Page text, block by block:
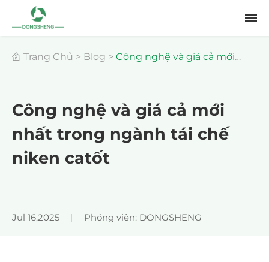
Trang Chủ > Blog > Công nghệ và giá cả mới
Công nghệ và giá cả mới
nhất trong ngành tái chế
niken catốt
Jul 16,2025 Phóng viên: DONGSHENG